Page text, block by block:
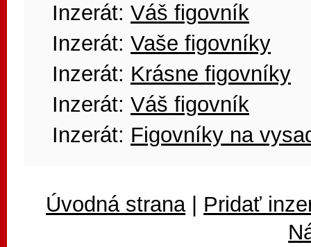
Inzerát: Váš figovník
Inzerát: Vaše figovníky
Inzerát: Krásne figovníky
Inzerát: Váš figovník
Inzerát: Figovníky na
Úvodná strana| Pridať